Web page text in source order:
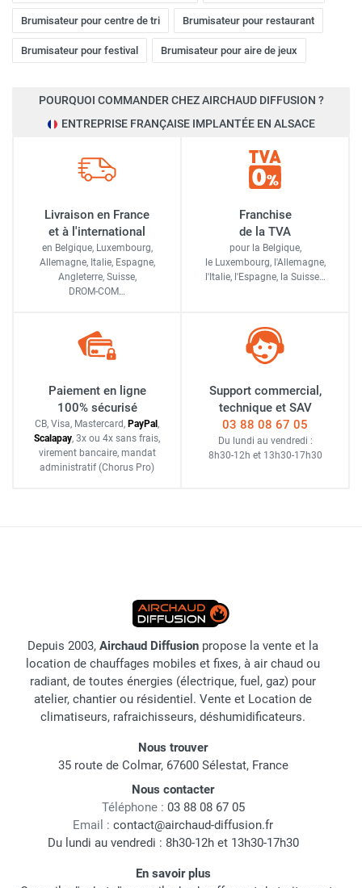
Brumisateur pour centre de tri Brumisateur pour restaurant
Brumisateur pour festival Brumisateur pour aire de jeux
POURQUOI COMMANDER CHEZ AIRCHAUD DIFFUSION ?
ENTREPRISE FRANÇAISE IMPLANTÉE EN ALSACE
Livraison en France
et à l'international
en Belgique, Luxembourg,
Allemagne, Italie, Espagne,
Angleterre, Suisse,
DROM-COM…
Franchise
de la TVA
pour la Belgique,
le Luxembourg, l'Allemagne,
l'Italie, l'Espagne, la Suisse…
Paiement en ligne
100% sécurisé
CB, Visa, Mastercard, PayPal ,
Scalapay, 3x ou 4x sans frais,
virement bancaire, mandat
administratif (Chorus Pro)
Support commercial,
technique et SAV
03 88 08 67 05
Du lundi au vendredi :
8h30-12h et 13h30-17h30
Depuis 2003, Airchaud Diffusion propose la vente et la
location de chauffages mobiles et fixes, à air chaud ou
radiant, de toutes énergies (électrique, fuel, gaz) pour
atelier, chantier ou résidentiel. Vente et Location de
climatiseurs, rafraichisseurs, déshumidificateurs.
Nous trouver
35 route de Colmar, 67600 Sélestat, France
Nous contacter
Téléphone : 03 88 08 67 05
Email : contact@airchaud-diffusion.fr
Du lundi au vendredi : 8h30-12h et 13h30-17h30
En savoir plus